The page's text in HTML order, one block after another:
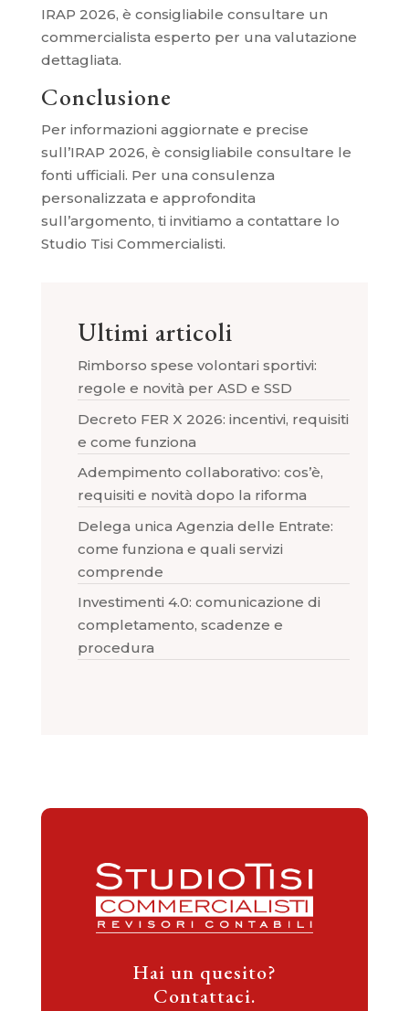
IRAP 2026, è consigliabile consultare un
commercialista esperto per una valutazione
dettagliata.
Conclusione
Per informazioni aggiornate e precise
sull’IRAP 2026, è consigliabile consultare le
fonti ufficiali. Per una consulenza
personalizzata e approfondita
sull’argomento, ti invitiamo a contattare lo
Studio Tisi Commercialisti.
Ultimi articoli
Rimborso spese volontari sportivi:
regole e novità per ASD e SSD
Decreto FER X 2026: incentivi, requisiti
e come funziona
Adempimento collaborativo: cos’è,
requisiti e novità dopo la riforma
Delega unica Agenzia delle Entrate:
come funziona e quali servizi
comprende
Investimenti 4.0: comunicazione di
completamento, scadenze e
procedura
Hai un quesito?
Contattaci.